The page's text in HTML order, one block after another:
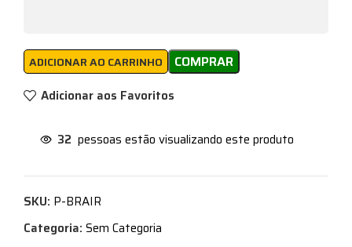
ADICIONAR AO CARRINHO COMPRAR
Adicionar aos Favoritos
32 pessoas estão visualizando este produto
SKU: P-BRAIR
Categoria: Sem Categoria